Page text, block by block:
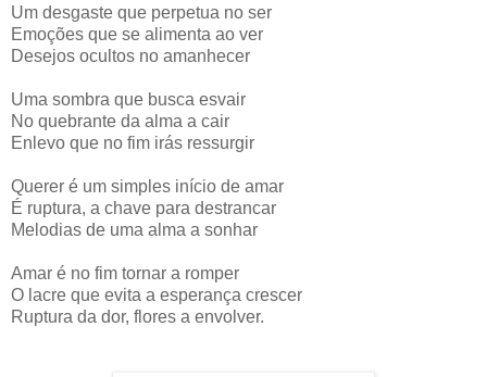
Um desgaste que perpetua no ser
Emoções que se alimenta ao ver
Desejos ocultos no amanhecer
Uma sombra que busca esvair
No quebrante da alma a cair
Enlevo que no fim irás ressurgir
Querer é um simples início de amar
É ruptura, a chave para destrancar
Melodias de uma alma a sonhar
Amar é no fim tornar a romper
O lacre que evita a esperança crescer
Ruptura da dor, flores a envolver.